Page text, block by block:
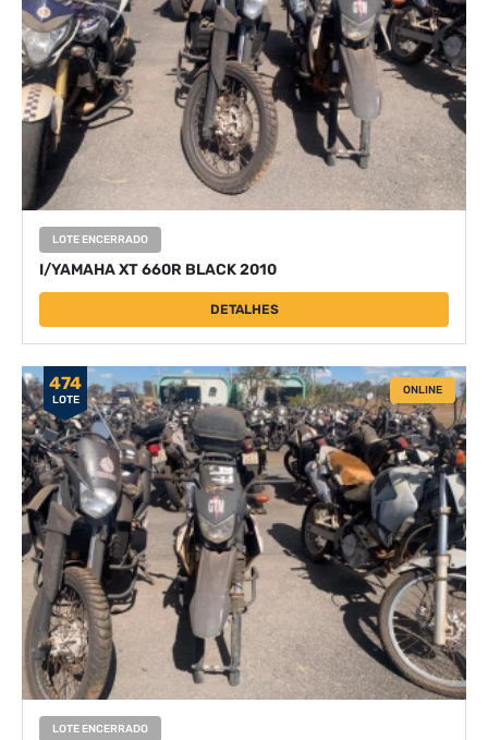
LOTE ENCERRADO
I/YAMAHA XT 660R BLACK 2010
DETALHES
474
LOTE
ONLINE
LOTE ENCERRADO